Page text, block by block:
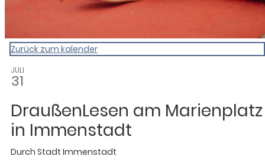
Zurück zum kalender
JULI
31
DraußenLesen am Marienplatz
in Immenstadt
Durch Stadt Immenstadt